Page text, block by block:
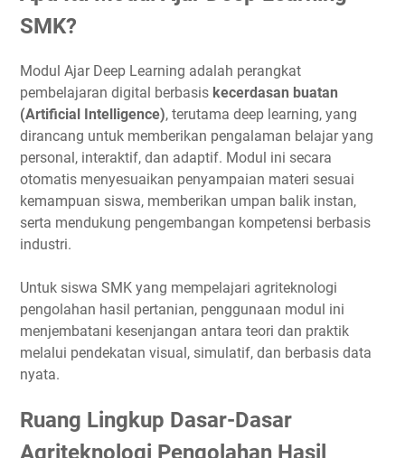
SMK?
Modul Ajar Deep Learning adalah perangkat
pembelajaran digital berbasis kecerdasan buatan
(Artificial Intelligence), terutama deep learning, yang
dirancang untuk memberikan pengalaman belajar yang
personal, interaktif, dan adaptif. Modul ini secara
otomatis menyesuaikan penyampaian materi sesuai
kemampuan siswa, memberikan umpan balik instan,
serta mendukung pengembangan kompetensi berbasis
industri.
Untuk siswa SMK yang mempelajari agriteknologi
pengolahan hasil pertanian, penggunaan modul ini
menjembatani kesenjangan antara teori dan praktik
melalui pendekatan visual, simulatif, dan berbasis data
nyata.
Ruang Lingkup Dasar-Dasar
Agriteknologi Pengolahan Hasil